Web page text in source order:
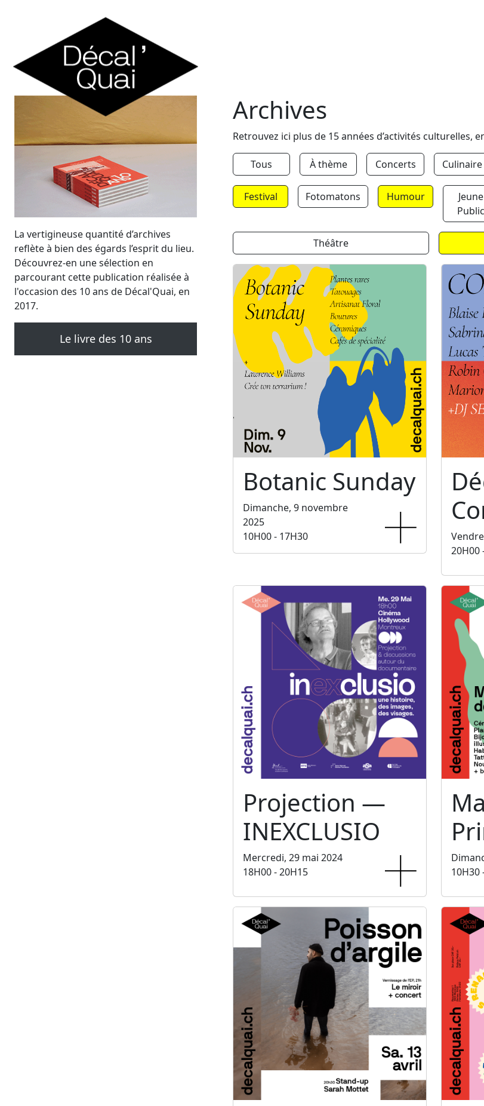
La vertigineuse quantité d’archives
reflète à bien des égards l’esprit du lieu.
Découvrez-en une sélection en
parcourant cette publication réalisée à
l'occasion des 10 ans de Décal'Quai, en
2017.
Le livre des 10 ans
Archives
Retrouvez ici plus de 15 années d’activités culturelles,
Tous À thème Concerts Culinaire
Festival Fotomatons Humour
Jeune
Public
Théâtre
Botanic Sunday
Dimanche, 9 novembre
2025
10H00 - 17H30
20H00
Projection —
INEXCLUSIO
Mercredi, 29 mai 2024
18H00 - 20H15
10H30